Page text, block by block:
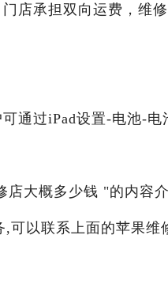
店承担双向运费，维
通过iPad设置-电池-电
大概多少钱 "的内容
可以联系上面的苹果维